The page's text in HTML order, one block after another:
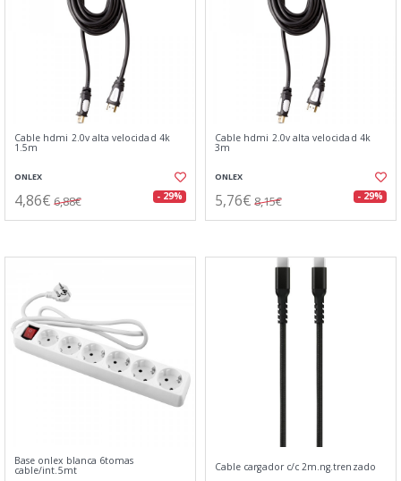
Cable hdmi 2.0v alta velocidad 4k
1.5m
ONLEX
4,86€ 6,88€ - 29%
Cable hdmi 2.0v alta velocidad 4k
3m
ONLEX
5,76€ 8,15€ - 29%
Base onlex blanca 6tomas
cable/int.5mt Cable cargador c/c 2m.ng.trenzado